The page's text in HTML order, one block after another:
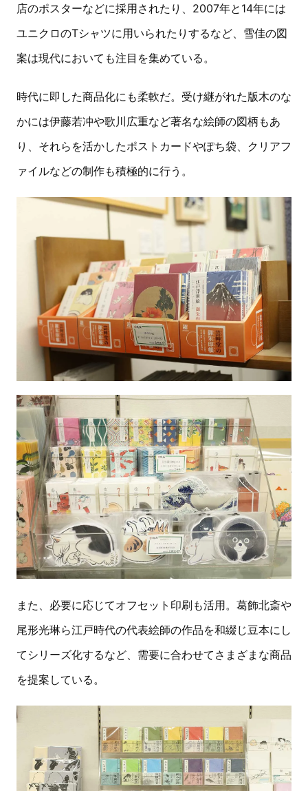
店のポスターなどに採用されたり、2007年と14年には
ユニクロのTシャツに用いられたりするなど、雪佳の図
案は現代においても注目を集めている。
時代に即した商品化にも柔軟だ。受け継がれた版木のな
かには伊藤若冲や歌川広重など著名な絵師の図柄もあ
り、それらを活かしたポストカードやぽち袋、クリアフ
ァイルなどの制作も積極的に行う。
また、必要に応じてオフセット印刷も活用。葛飾北斎や
尾形光琳ら江戸時代の代表絵師の作品を和綴じ豆本にし
てシリーズ化するなど、需要に合わせてさまざまな商品
を提案している。